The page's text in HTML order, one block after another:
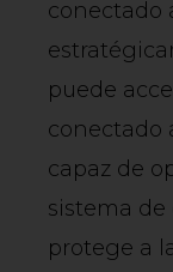
conectado
puede
conectado
capaz de
sistema
protege a